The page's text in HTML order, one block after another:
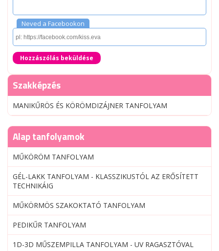
Neved a Facebookon
Hozzászólás beküldése
Szakképzés
MANIKŰRÖS ÉS KÖRÖMDIZÁJNER TANFOLYAM
Alap tanfolyamok
MŰKÖRÖM TANFOLYAM
GÉL-LAKK TANFOLYAM - KLASSZIKUSTÓL AZ ERŐSÍTETT
TECHNIKÁIG
MŰKÖRMÖS SZAKOKTATÓ TANFOLYAM
PEDIKŰR TANFOLYAM
1D-3D MŰSZEMPILLA TANFOLYAM - UV RAGASZTÓVAL